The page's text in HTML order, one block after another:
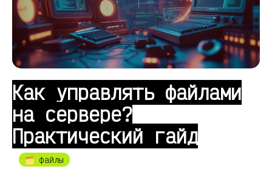
Как управлять файлами
на сервере?
Практический гайд
🗂️ файлы